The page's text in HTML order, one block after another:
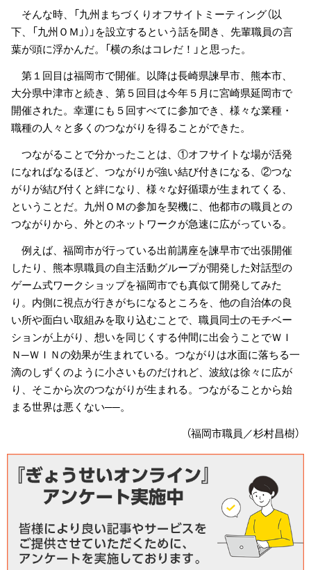
そんな時、「九州まちづくりオフサイトミーティング（以
下、「九州ＯＭ」）」を設立するという話を聞き、先輩職員の言
葉が頭に浮かんだ。「横の糸はコレだ！」と思った。
第１回目は福岡市で開催。以降は長崎県諫早市、熊本市、
大分県中津市と続き、第５回目は今年５月に宮崎県延岡市で
開催された。幸運にも５回すべてに参加でき、様々な業種・
職種の人々と多くのつながりを得ることができた。
つながることで分かったことは、①オフサイトな場が活発
になればなるほど、つながりが強い結び付きになる、②つな
がりが結び付くと絆になり、様々な好循環が生まれてくる、
ということだ。九州ＯＭの参加を契機に、他都市の職員との
つながりから、外とのネットワークが急速に広がっている。
例えば、福岡市が行っている出前講座を諫早市で出張開催
したり、熊本県職員の自主活動グループが開発した対話型の
ゲーム式ワークショップを福岡市でも真似て開発してみた
り。内側に視点が行きがちになるところを、他の自治体の良
い所や面白い取組みを取り込むことで、職員同士のモチベー
ションが上がり、想いを同じくする仲間に出会うことでＷＩ
Ｎ─ＷＩＮの効果が生まれている。つながりは水面に落ちる一
滴のしずくのように小さいものだけれど、波紋は徐々に広が
り、そこから次のつながりが生まれる。つながることから始
まる世界は悪くない──。
（福岡市職員／杉村昌樹）